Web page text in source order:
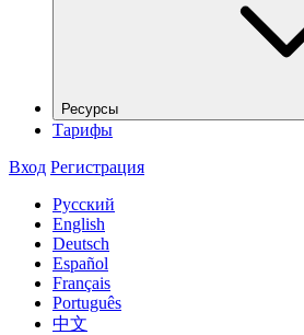
Ресурсы
Тарифы
Вход Регистрация
Русский
English
Deutsch
Español
Français
Português
中文